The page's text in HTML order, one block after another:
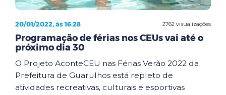
2762 visualizações
20/01/2022, às 16:28
Programação de férias nos CEUs vai até o
próximo dia 30
O Projeto AconteCEU nas Férias Verão 2022 da
Prefeitura de Guarulhos está repleto de
atividades recreativas, culturais e esportivas